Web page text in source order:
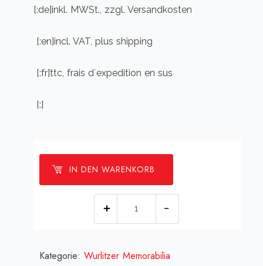
[:de]inkl. MWSt., zzgl. Versandkosten
[:en]incl. VAT, plus shipping
[:fr]ttc, frais d´expedition en sus
[:]
IN DEN WARENKORB
US-
Kategorie:Wurlitzer Memorabilia